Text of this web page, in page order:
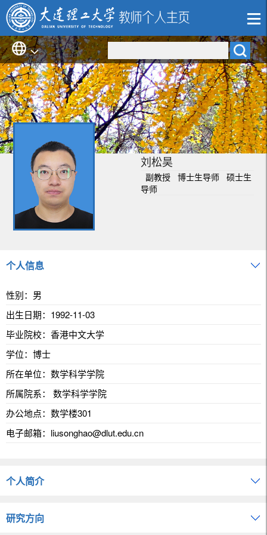
刘松昊
副教授 博士生导师 硕士生
导师
个人信息
性别：男
出生日期：1992-11-03
毕业院校：香港中文大学
学位：博士
所在单位：数学科学学院
所属院系： 数学科学学院
办公地点：数学楼301
电子邮箱： liusonghao@dlut.edu.cn
个人简介
研究方向